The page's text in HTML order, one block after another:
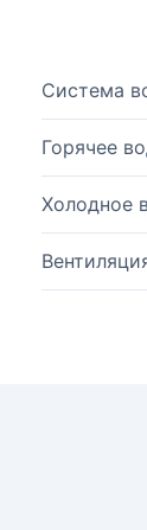
Система
Горячее
Холодное